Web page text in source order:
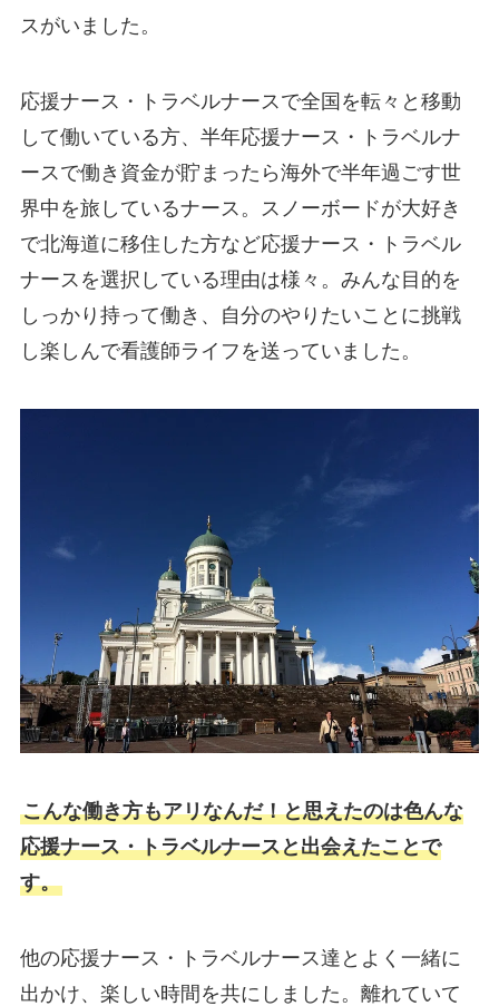
スがいました。
応援ナース・トラベルナースで全国を転々と移動
して働いている方、半年応援ナース・トラベルナ
ースで働き資金が貯まったら海外で半年過ごす世
界中を旅しているナース。スノーボードが大好き
で北海道に移住した方など応援ナース・トラベル
ナースを選択している理由は様々。みんな目的を
しっかり持って働き、自分のやりたいことに挑戦
し楽しんで看護師ライフを送っていました。
こんな働き方もアリなんだ！と思えたのは色んな
応援ナース・トラベルナースと出会えたことで
す。
他の応援ナース・トラベルナース達とよく一緒に
出かけ、楽しい時間を共にしました。離れていて